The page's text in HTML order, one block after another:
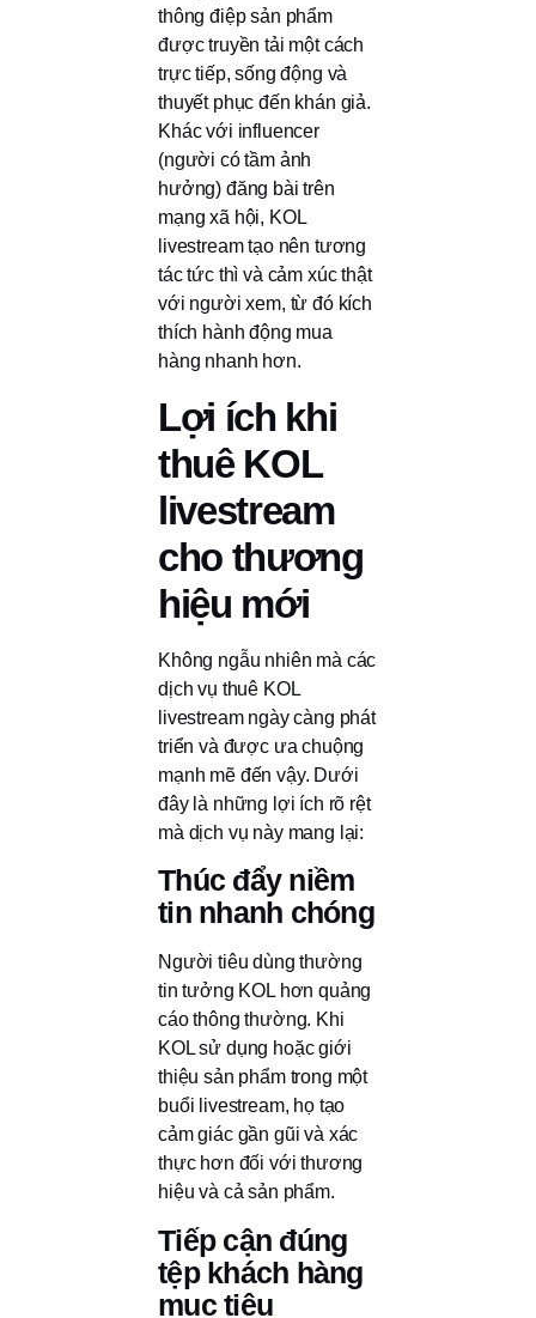
thông điệp sản phẩm
được truyền tải một cách
trực tiếp, sống động và
thuyết phục đến khán giả.
Khác với influencer
(người có tầm ảnh
hưởng) đăng bài trên
mạng xã hội, KOL
livestream tạo nên tương
tác tức thì và cảm xúc thật
với người xem, từ đó kích
thích hành động mua
hàng nhanh hơn.
Lợi ích khi
thuê KOL
livestream
cho thương
hiệu mới
Không ngẫu nhiên mà các
dịch vụ thuê KOL
livestream ngày càng phát
triển và được ưa chuộng
mạnh mẽ đến vậy. Dưới
đây là những lợi ích rõ rệt
mà dịch vụ này mang lại:
Thúc đẩy niềm
tin nhanh chóng
Người tiêu dùng thường
tin tưởng KOL hơn quảng
cáo thông thường. Khi
KOL sử dụng hoặc giới
thiệu sản phẩm trong một
buổi livestream, họ tạo
cảm giác gần gũi và xác
thực hơn đối với thương
hiệu và cả sản phẩm.
Tiếp cận đúng
tệp khách hàng
mục tiêu